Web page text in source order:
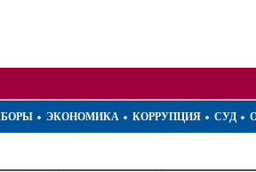
ЭКОНОМИКА КОРРУПЦИЯ СУД